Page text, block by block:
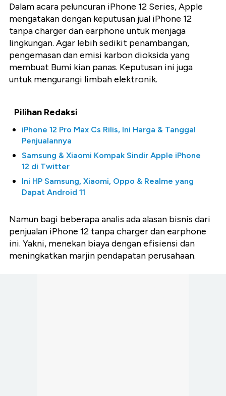
Dalam acara peluncuran iPhone 12 Series, Apple
mengatakan dengan keputusan jual iPhone 12
tanpa charger dan earphone untuk menjaga
lingkungan. Agar lebih sedikit penambangan,
pengemasan dan emisi karbon dioksida yang
membuat Bumi kian panas. Keputusan ini juga
untuk mengurangi limbah elektronik.
Pilihan Redaksi
iPhone 12 Pro Max Cs Rilis, Ini Harga & Tanggal
Penjualannya
Samsung & Xiaomi Kompak Sindir Apple iPhone
12 di Twitter
Ini HP Samsung, Xiaomi, Oppo & Realme yang
Dapat Android 11
Namun bagi beberapa analis ada alasan bisnis dari
penjualan iPhone 12 tanpa charger dan earphone
ini. Yakni, menekan biaya dengan efisiensi dan
meningkatkan marjin pendapatan perusahaan.